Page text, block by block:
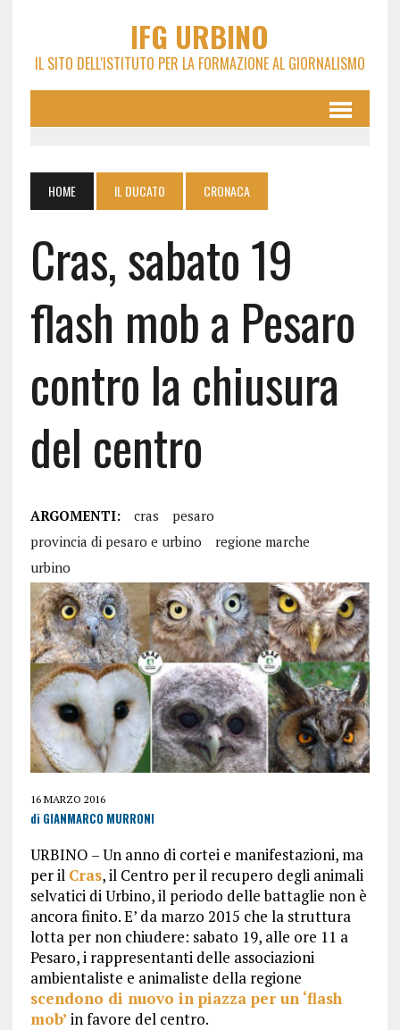
IFG URBINO
IL SITO DELL'ISTITUTO PER LA FORMAZIONE AL GIORNALISMO
HOME IL DUCATO CRONACA
Cras, sabato 19
flash mob a Pesaro
contro la chiusura
del centro
ARGOMENTI: cras
pesaro
provincia di pesaro e urbino
regione marche
urbino
16 MARZO 2016
di GIANMARCO MURRONI
URBINO – Un anno di cortei e manifestazioni, ma
per il Cras, il Centro per il recupero degli animali
selvatici di Urbino, il periodo delle battaglie non è
ancora finito. E’ da marzo 2015 che la struttura
lotta per non chiudere: sabato 19, alle ore 11 a
Pesaro, i rappresentanti delle associazioni
ambientaliste e animaliste della regione
scendono di nuovo in piazza per un ‘flash
mob’ in favore del centro.